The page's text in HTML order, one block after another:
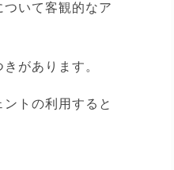
いて客観的なア
があります。
トの利用すると